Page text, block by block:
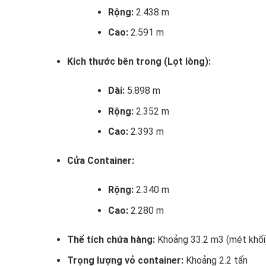
Rộng:2.438 m
Cao:2.591 m
Kích thước bên trong (Lọt lòng):
Dài:5.898 m
Rộng:2.352 m
Cao:2.393 m
Cửa Container:
Rộng:2.340 m
Cao:2.280 m
Thể tích chứa hàng:Khoảng 33.2 m3 (mét
Trọng lượng vỏ container:Khoảng 2.2 tấn